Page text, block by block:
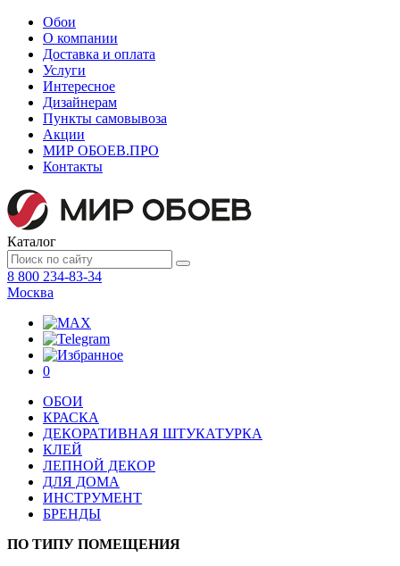
Обои
О компании
Доставка и оплата
Услуги
Интересное
Дизайнерам
Пункты самовывоза
Акции
МИР ОБОЕВ.ПРО
Контакты
Каталог
8 800 234-83-34
Москва
0
ОБОИ
КРАСКА
ДЕКОРАТИВНАЯ ШТУКАТУРКА
КЛЕЙ
ЛЕПНОЙ ДЕКОР
ДЛЯ ДОМА
ИНСТРУМЕНТ
БРЕНДЫ
ПО ТИПУ ПОМЕЩЕНИЯ